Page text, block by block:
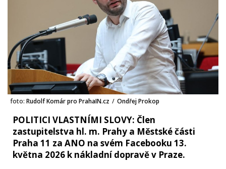
foto: Rudolf Komár pro PrahaIN.cz / Ondřej Prokop
POLITICI VLASTNÍMI SLOVY: Člen
zastupitelstva hl. m. Prahy a Městské části
Praha 11 za ANO na svém Facebooku 13.
května 2026 k nákladní dopravě v Praze.